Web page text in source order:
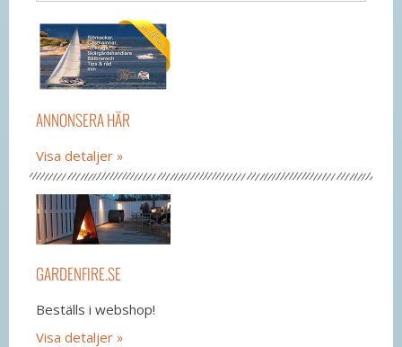
ANNONSERA HÄR
Visa detaljer
GARDENFIRE.SE
Beställs i webshop!
Visa detaljer